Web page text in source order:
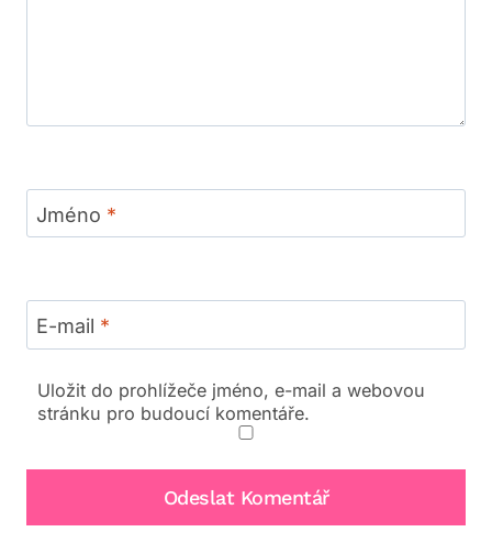
Jméno *
E-mail *
Uložit do prohlížeče jméno, e-mail a webovou
stránku pro budoucí komentáře.